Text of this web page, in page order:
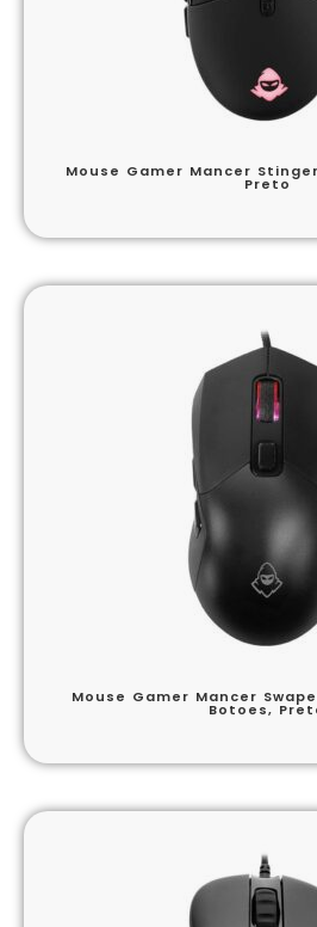
Mouse Gamer Mancer
Preto
Mouse Gamer Mancer
Botoes,